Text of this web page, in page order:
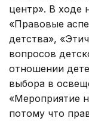
центр». В ходе
«Правовые
детства»,
вопросов
отношении
выбора в
«Мероприятие
потому что